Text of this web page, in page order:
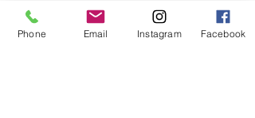
Handwäsche
Phone Email Instagram Facebook